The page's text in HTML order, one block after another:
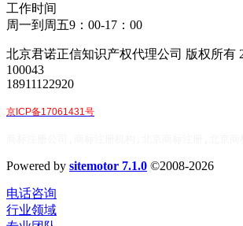
工作时间
周一到周五9：00-17：00
北京君诺正信知识产权代理公司 版权所有
100043
18911122920
京ICP备17061431号
Powered by sitemotor 7.1.0 ©2008-2026
电话咨询
行业领域